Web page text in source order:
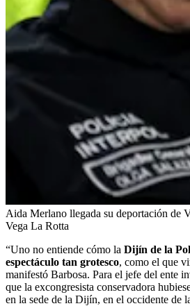
Aida Merlano llegada su deportación de
Vega La Rotta
“Uno no entiende cómo la Dijín de la
espectáculo tan grotesco, como el que
manifestó Barbosa. Para el jefe del ente
que la excongresista conservadora
en la sede de la Dijín, en el occidente de